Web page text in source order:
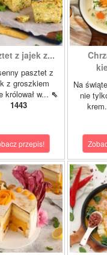
z jajek z...
pasztet z
z groszkiem
królował w... ⇖
1443
przepis!
Na
nie